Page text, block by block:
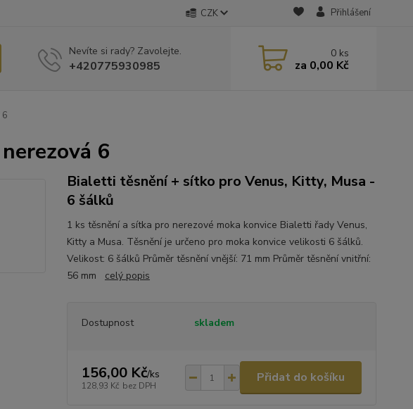
CZK Přihlášení
Nevíte si rady? Zavolejte.
+420775930985
0 ks
za 0,00 Kč
6
Bialetti těsnění + sítko pro Venus, Kitty, Musa -
6 šálků
1 ks těsnění a sítka pro nerezové moka konvice Bialetti řady Venus,
Kitty a Musa. Těsnění je určeno pro moka konvice velikosti 6 šálků.
Velikost: 6 šálků Průměr těsnění vnější: 71 mm Průměr těsnění vnitřní:
56 mm celý popis
Dostupnost skladem
156,00 Kč/ks
128,93 Kč bez DPH
Přidat do košíku